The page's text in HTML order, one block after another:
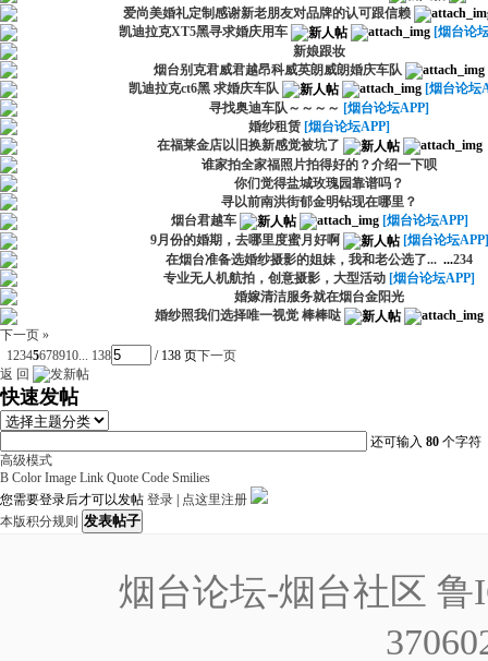
爱尚美婚礼定制感谢新老朋友对品牌的认可跟信赖
凯迪拉克XT5黑寻求婚庆用车
[烟台论
新娘跟妆
烟台别克君威君越昂科威英朗威朗婚庆车队
凯迪拉克ct6黑 求婚庆车队
[烟台论坛
寻找奥迪车队～～～～ [烟台论坛APP]
婚纱租赁 [烟台论坛APP]
在福莱金店以旧换新感觉被坑了
谁家拍全家福照片拍得好的？介绍一下呗
你们觉得盐城玫瑰园靠谱吗？
寻以前南洪街郁金明钻现在哪里？
烟台君越车
[烟台论坛APP]
9月份的婚期，去哪里度蜜月好啊
[烟台论坛APP]
在烟台准备选婚纱摄影的姐妹，我和老公选了... ...234
专业无人机航拍，创意摄影，大型活动 [烟台论坛APP]
婚嫁清洁服务就在烟台金阳光
婚纱照我们选择唯一视觉 棒棒哒
下一页 »
12345678910... 138 / 138 页下一页
返 回
快速发帖
还可输入80 个字符
高级模式
B Color Image Link Quote Code Smilies
您需要登录后才可以发帖 登录
点这里注册
本版积分规则 发表帖子
烟台论坛-烟台社区 鲁